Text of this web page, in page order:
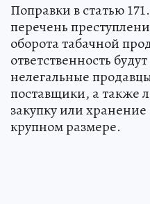
Поправки в статью
перечень
оборота табачной
ответственность
нелегальные
поставщики, а также
закупку или
крупном размере.